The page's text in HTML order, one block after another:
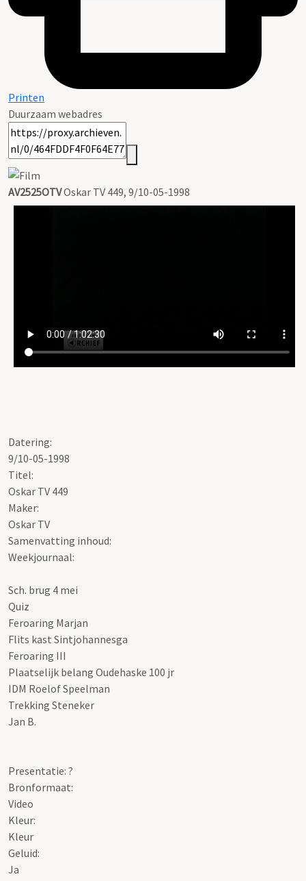
Printen
Duurzaam webadres
AV2525OTVOskar TV 449, 9/10-05-1998
Datering:
9/10-05-1998
Titel:
Oskar TV 449
Maker:
Oskar TV
Samenvatting inhoud:
Weekjournaal:
Sch. brug 4 mei
Quiz
Feroaring Marjan
Flits kast Sintjohannesga
Feroaring III
Plaatselijk belang Oudehaske 100 jr
IDM Roelof Speelman
Trekking Steneker
Jan B.
Presentatie: ?
Bronformaat:
Video
Kleur:
Kleur
Geluid:
Ja